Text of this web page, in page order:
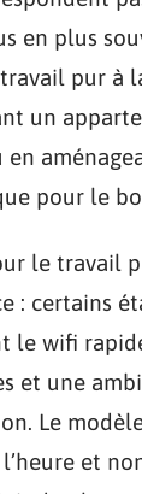
en plus
pur à
un
en
pour le
le travail
: certains
le wifi
et une
Le
et